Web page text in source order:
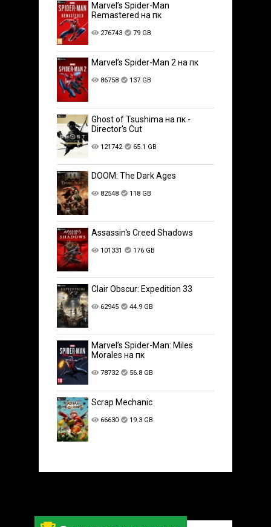
Marvel’s Spider-Man
Remastered на пк
276743 79 GB
Marvel’s Spider-Man 2 на пк
86758 137 GB
Ghost of Tsushima на пк -
Director's Cut
121742 65.1 GB
DOOM: The Dark Ages
82548 118 GB
Assassin's Creed Shadows
101331 176 GB
Clair Obscur: Expedition 33
62945 44.9 GB
Marvel’s Spider-Man: Miles
Morales на пк
78732 56.8 GB
Scrap Mechanic
66630 19.3 GB